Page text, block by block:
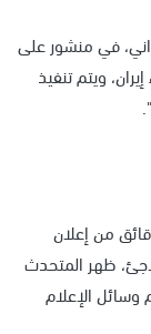
في منشور على
ويتم تنفيذ
من إعلان
ظهر المتحدث
وسائل الإعلام